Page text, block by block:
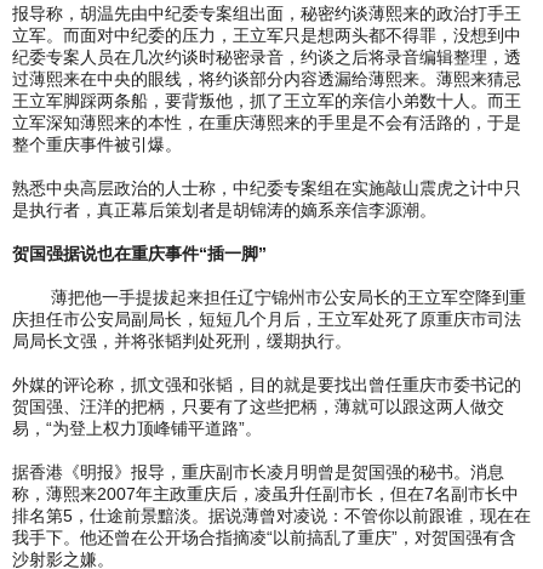
报导称，胡温先由中纪委专案组出面，秘密约谈薄熙来的政治打手王
立军。而面对中纪委的压力，王立军只是想两头都不得罪，没想到中
纪委专案人员在几次约谈时秘密录音，约谈之后将录音编辑整理，透
过薄熙来在中央的眼线，将约谈部分内容透漏给薄熙来。薄熙来猜忌
王立军脚踩两条船，要背叛他，抓了王立军的亲信小弟数十人。而王
立军深知薄熙来的本性，在重庆薄熙来的手里是不会有活路的，于是
整个重庆事件被引爆。
熟悉中央高层政治的人士称，中纪委专案组在实施敲山震虎之计中只
是执行者，真正幕后策划者是胡锦涛的嫡系亲信李源潮。
贺国强据说也在重庆事件“插一脚”
薄把他一手提拔起来担任辽宁锦州市公安局长的王立军空降到重
庆担任市公安局副局长，短短几个月后，王立军处死了原重庆市司法
局局长文强，并将张韬判处死刑，缓期执行。
外媒的评论称，抓文强和张韬，目的就是要找出曾任重庆市委书记的
贺国强、汪洋的把柄，只要有了这些把柄，薄就可以跟这两人做交
易，“为登上权力顶峰铺平道路”。
据香港《明报》报导，重庆副市长凌月明曾是贺国强的秘书。消息
称，薄熙来2007年主政重庆后，凌虽升任副市长，但在7名副市长中
排名第5，仕途前景黯淡。据说薄曾对凌说：不管你以前跟谁，现在在
我手下。他还曾在公开场合指摘凌“以前搞乱了重庆”，对贺国强有含
沙射影之嫌。